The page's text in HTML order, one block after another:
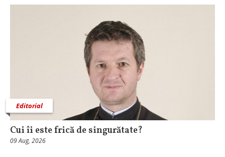
Editorial
Cui îi este frică de singurătate?
09 Aug, 2026